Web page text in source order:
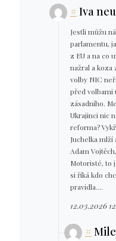
#Iva
Jestli můžu
parlamentu,
z EU a na co
nažral a koza
volby NIC
před volbami
zásadního.
Ukrajinci nic
reforma?
Juchelka
Adam
Motoristé, to
si říká kdo
pravidla....
12.03.2026
#